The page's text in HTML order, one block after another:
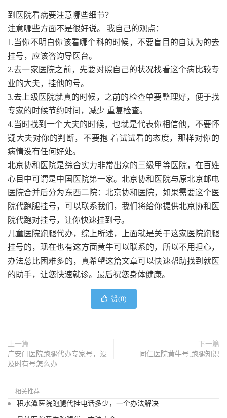
到医院看病要注意哪些细节？
注意哪些方面不是很好说。 我自己的观点：
1.当你不明白你该看哪个科的时候，不要盲目的自认为的去
挂号，应该咨询导医台。
2.去一家医院之前，先要对照自己的状况找看这个病比较专
业的大夫，挂他的号。
3.去上级医院就真的时候，之前的检查单要整理好，便于找
专家的时候节约时间，减少 重复检查。
4.当时找到一个大夫的时候，也就是代表你相信他，不要怀
疑大夫对你的判断，不要抱 着试试看的态度，那样对你的
病情没有任何好处。
北京协和医院是综合实力非常出众的三级甲等医院，在百姓
心目中可谓是中国医院第一家。北京协和医院与原北京邮电
医院合并后分为东西二院：北京协和医院，如果需要这个医
院代跑腿挂号，可以联系我们，我们将给你提供北京协和医
院代跑对挂号，让你快速挂到号。
儿童医院跑腿代办，综上所述，上面就是关于这家医院跑腿
挂号的，现在也有这方面黄牛可以联系的，所以不用担心，
办法总比困难多的，真希望这篇文章可以快速帮助找到就医
的助手，让您快速就诊。最后祝您身体健康。
赞(0)
上一篇
广安门医院跑腿代办专家号，没
及时有号怎么办
下一篇
同仁医院黄牛号,跑腿知识
相关推荐
积水潭医院跑腿代挂电话多少，一个办法解决